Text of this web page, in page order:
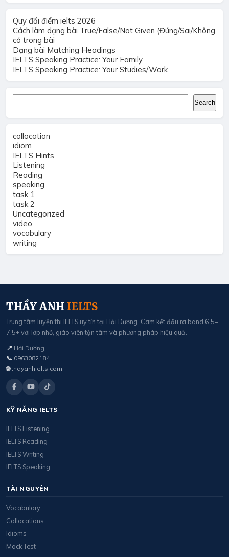
Quy đổi điểm ielts 2026
Cách làm dạng bài True/False/Not Given (Đúng/Sai/Không
có trong bài
Dạng bài Matching Headings
IELTS Speaking Practice: Your Family
IELTS Speaking Practice: Your Studies/Work
Search
collocation
idiom
IELTS Hints
Listening
Reading
speaking
task 1
task 2
Uncategorized
video
vocabulary
writing
THẦY ANH IELTS
Trung tâm luyện thi IELTS uy tín tại Hải Dương. Cam kết đầu ra band 6.5–
7.5+ với lớp nhỏ, giáo viên tận tâm và phương pháp hiệu quả.
📍 Hải Dương
📞 0963082184
🌐 thayanhielts.com
KỸ NĂNG IELTS
IELTS Listening
IELTS Reading
IELTS Writing
IELTS Speaking
TÀI NGUYÊN
Vocabulary
Collocations
Idioms
Mock Test